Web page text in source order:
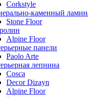
Corkstyle
каменный
Stone Floor
Alpine Floor
панели
Paolo Arte
лепнина
Cosca
Decor Dizayn
Alpine Floor